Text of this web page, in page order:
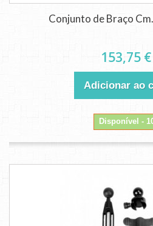
Conjunto de Braço
153,75 €
Adicionar ao
Disponível -